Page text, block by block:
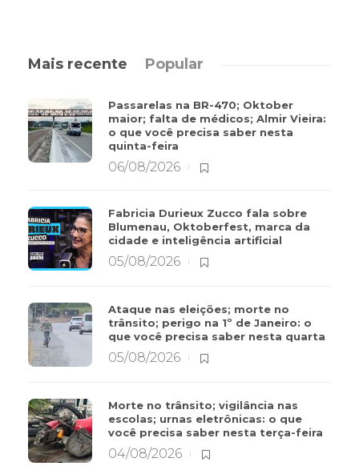
Mais recente Popular
Passarelas na BR-470; Oktober
maior; falta de médicos; Almir Vieira:
o que você precisa saber nesta
quinta-feira
06/08/2026
Fabricia Durieux Zucco fala sobre
Blumenau, Oktoberfest, marca da
cidade e inteligência artificial
05/08/2026
Ataque nas eleições; morte no
trânsito; perigo na 1º de Janeiro: o
que você precisa saber nesta quarta
05/08/2026
Morte no trânsito; vigilância nas
escolas; urnas eletrônicas: o que
você precisa saber nesta terça-feira
04/08/2026